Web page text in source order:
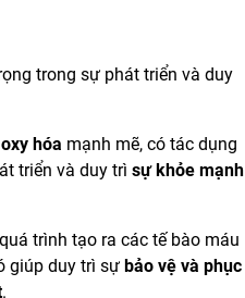
trong sự phát triển và duy
hóa mạnh mẽ, có tác dụng
triển và duy trì sự khỏe mạnh
trình tạo ra các tế bào máu
giúp duy trì sự bảo vệ và phục
.